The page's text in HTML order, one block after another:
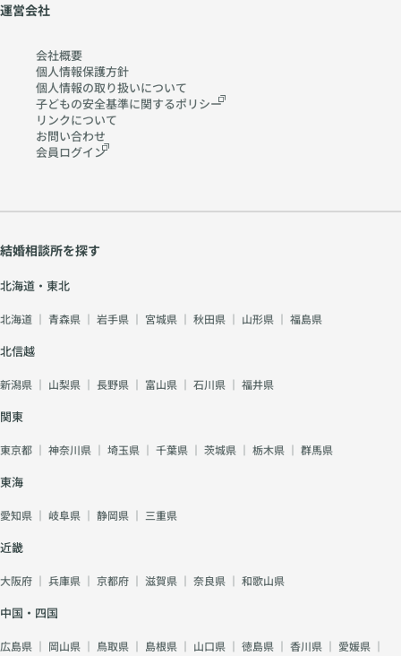
運営会社
会社概要
個人情報保護方針
個人情報の取り扱いについて
子どもの安全基準に関するポリシー
リンクについて
お問い合わせ
会員ログイン
結婚相談所を探す
北海道・東北
北海道 ｜ 青森県 ｜ 岩手県 ｜ 宮城県 ｜ 秋田県 ｜ 山形県 ｜ 福島県
北信越
新潟県 ｜ 山梨県 ｜ 長野県 ｜ 富山県 ｜ 石川県 ｜ 福井県
関東
東京都 ｜ 神奈川県 ｜ 埼玉県 ｜ 千葉県 ｜ 茨城県 ｜ 栃木県 ｜ 群馬県
東海
愛知県 ｜ 岐阜県 ｜ 静岡県 ｜ 三重県
近畿
大阪府 ｜ 兵庫県 ｜ 京都府 ｜ 滋賀県 ｜ 奈良県 ｜ 和歌山県
中国・四国
広島県 ｜ 岡山県 ｜ 鳥取県 ｜ 島根県 ｜ 山口県 ｜ 徳島県 ｜ 香川県 ｜ 愛媛県 ｜